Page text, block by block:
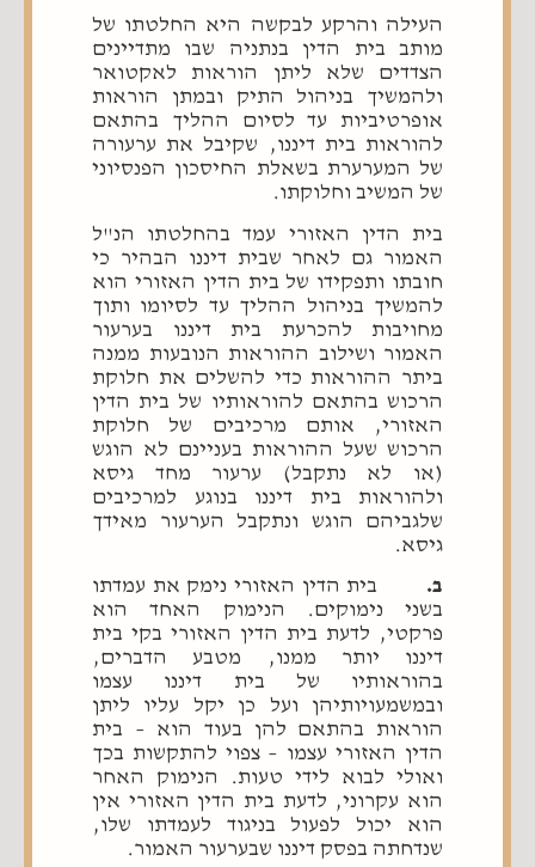
העילה והרקע לבקשה היא החלטתו של
מותב בית הדין בנתניה שבו מתדיינים
הצדדים שלא ליתן הוראות לאקטואר
ולהמשיך בניהול התיק ובמתן הוראות
אופרטיביות עד לסיום ההליך בהתאם
להוראות בית דיננו, שקיבל את ערעורה
של המערערת בשאלת החיסכון הפנסיוני
של המשיב וחלוקתו.
בית הדין האזורי עמד בהחלטתו הנ"ל
האמור גם לאחר שבית דיננו הבהיר כי
חובתו ותפקידו של בית הדין האזורי הוא
להמשיך בניהול ההליך עד לסיומו ותוך
מחויבות להכרעת בית דיננו בערעור
האמור ושילוב ההוראות הנובעות ממנה
ביתר ההוראות כדי להשלים את חלוקת
הרכוש בהתאם להוראותיו של בית הדין
האזורי, אותם מרכיבים של חלוקת
הרכוש שעל ההוראות בעניינם לא הוגש
(או לא נתקבל) ערעור מחד גיסא
ולהוראות בית דיננו בנוגע למרכיבים
שלגביהם הוגש ונתקבל הערעור מאידך
גיסא.
ב. בית הדין האזורי נימק את עמדתו
בשני נימוקים. הנימוק האחד הוא
פרקטי, לדעת בית הדין האזורי בקי בית
דיננו יותר ממנו, מטבע הדברים,
בהוראותיו של בית דיננו עצמו
ובמשמעויותיהן ועל כן יקל עליו ליתן
הוראות בהתאם להן בעוד הוא – בית
הדין האזורי עצמו – צפוי להתקשות בכך
ואולי לבוא לידי טעות. הנימוק האחר
הוא עקרוני, לדעת בית הדין האזורי אין
הוא יכול לפעול בניגוד לעמדתו שלו,
שנדחתה בפסק דיננו שבערעור האמור.